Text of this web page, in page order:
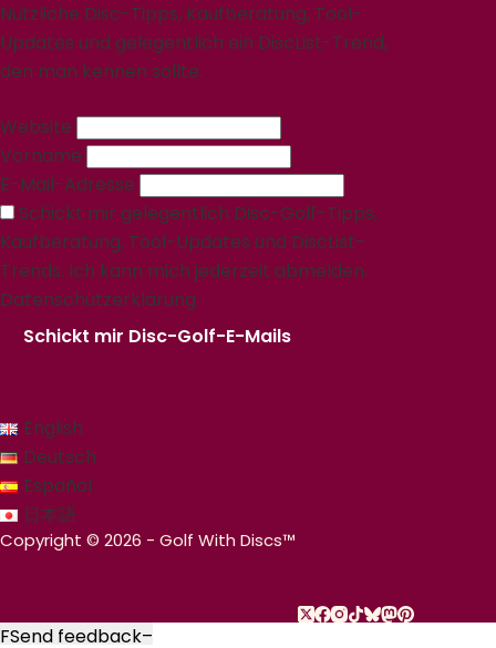
Nützliche Disc-Tipps, Kaufberatung, Tool-
Updates und gelegentlich ein DiscList-Trend,
den man kennen sollte.
Website
Vorname
E-Mail-Adresse
Schickt mir gelegentlich Disc-Golf-Tipps,
Kaufberatung, Tool-Updates und DiscList-
Trends. Ich kann mich jederzeit abmelden.
Datenschutzerklärung
Schickt mir Disc-Golf-E-Mails
English
Deutsch
Español
日本語
Copyright © 2026 - Golf With Discs™
FSend feedback–